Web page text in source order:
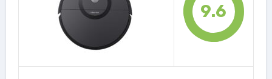
9.6